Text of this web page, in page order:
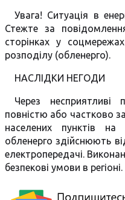
Увага! Ситуація в
Стежте за
сторінках у
розподілу (обленерго).
НАСЛІДКИ НЕГОДИ
Через
повністю або частково
населених пунктів на
обленерго здійснюють
електропередачі.
безпекові умови в регіоні.